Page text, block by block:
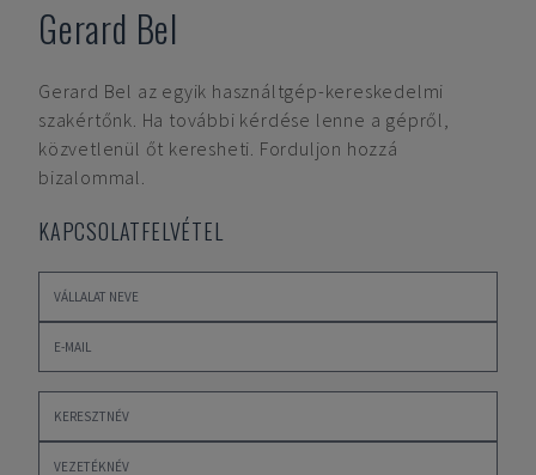
Gerard Bel
Gerard Bel az egyik használtgép-kereskedelmi
szakértőnk. Ha további kérdése lenne a gépről,
közvetlenül őt keresheti. Forduljon hozzá
bizalommal.
KAPCSOLATFELVÉTEL